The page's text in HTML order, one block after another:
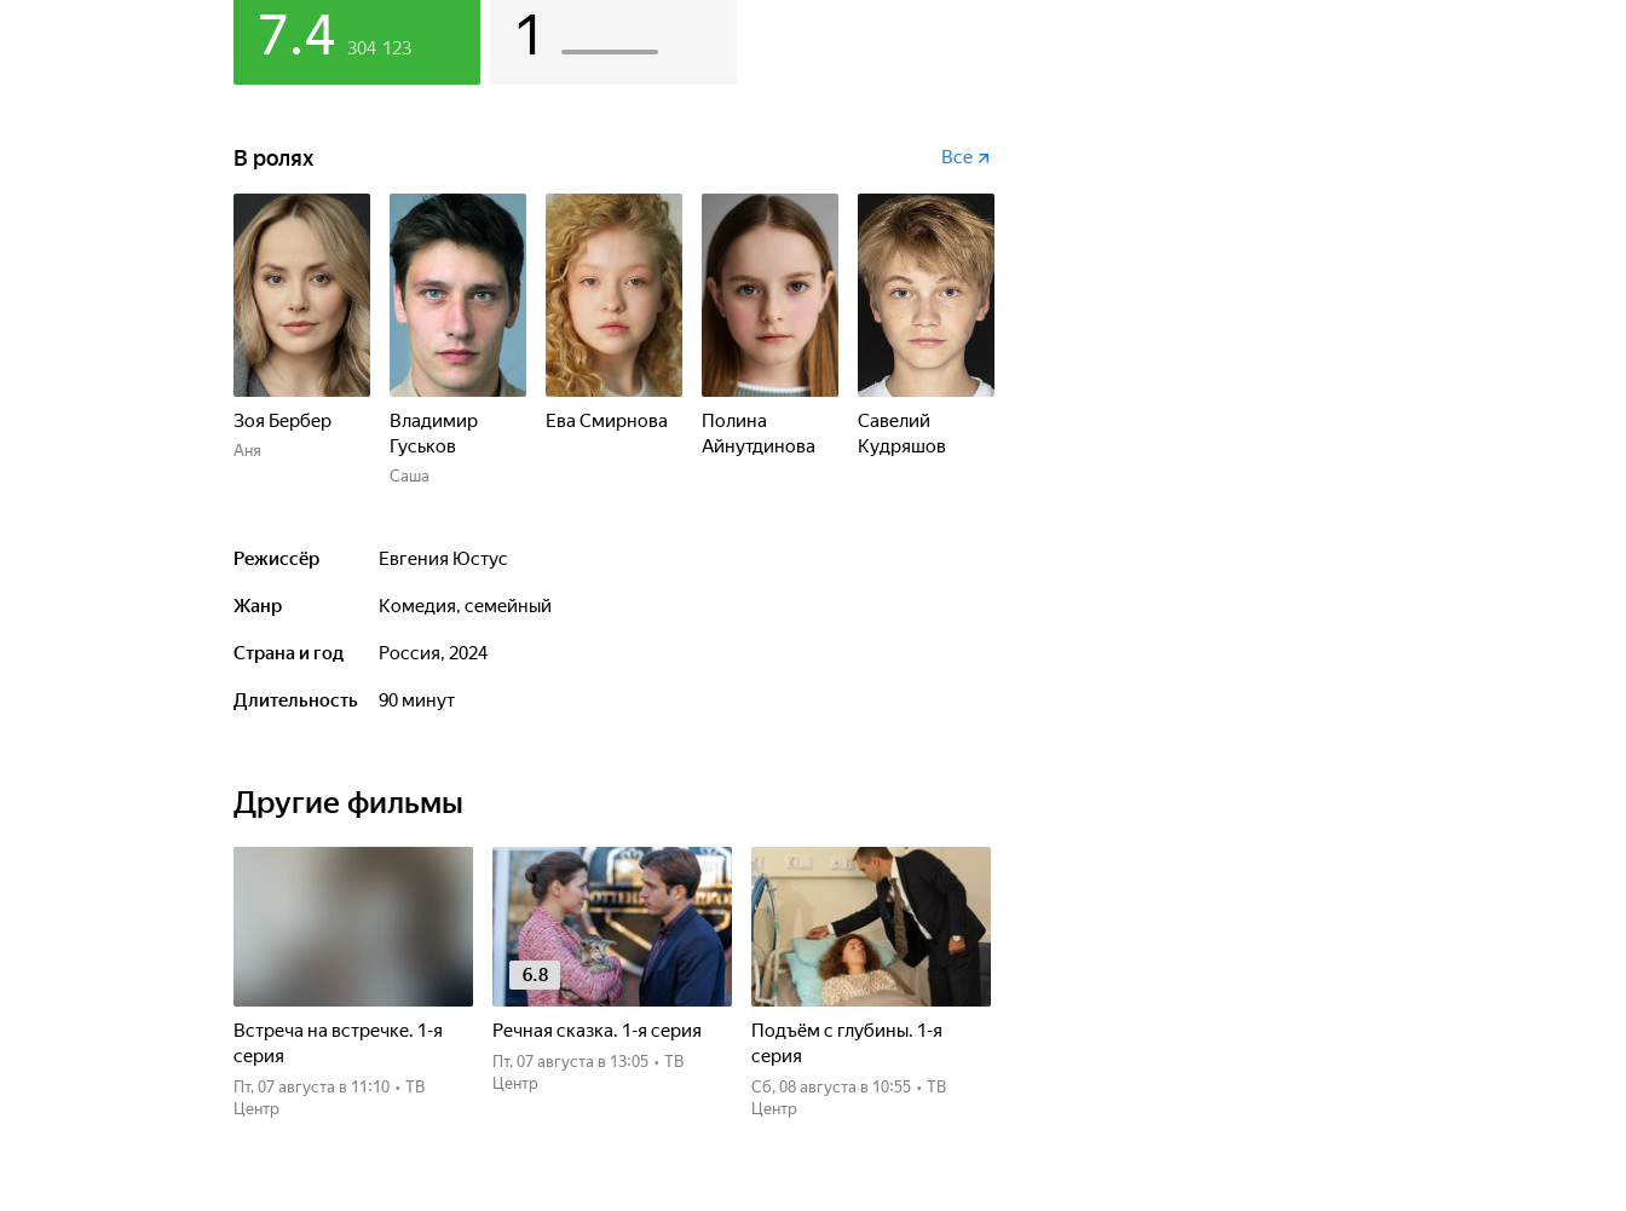
7.4 304 123 1
В ролях Все
Зоя Бербер
Аня
Владимир
Гуськов
Саша
Ева Смирнова
Полина
Айнутдинова
Савелий
Кудряшов
Режиссёр Евгения Юстус
Жанр комедия, семейный
Страна и год Россия, 2024
Длительность 90 минут
Другие фильмы
Встреча на встречке. 1-я
серия
пт, 07 августа в 11:10 • ТВ
Центр
6.8
Речная сказка. 1-я серия
пт, 07 августа в 13:05 • ТВ
Центр
Подъём с глубины. 1-я
серия
сб, 08 августа в 10:55 • ТВ
Центр